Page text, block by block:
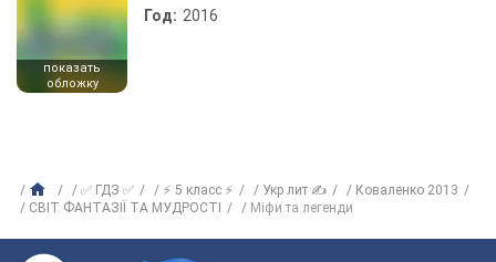
показать
обложку
Год: 2016
✅ ГДЗ ✅ ⚡ 5 класс ⚡ Укр лит ✍
Коваленко 2013
СВІТ ФАНТАЗІЇ ТА МУДРОСТІ
Міфи та легенди